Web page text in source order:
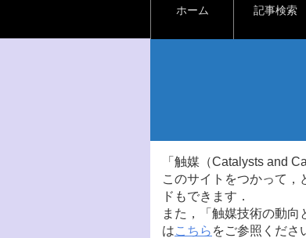
ホーム 記事検索
「触媒（Catalysts and
このサイトをつかって
ドもできます．
また，「触媒技術の動
はこちら をご参照くださ